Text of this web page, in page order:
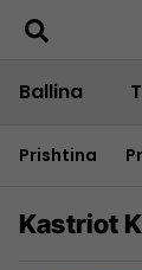
Ballina
Prishtina
Kastriot